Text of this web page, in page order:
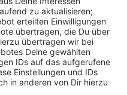
sie zum Beispiel auch
"Summerfestival" in
einen Sticker auf der
ist der Golf 2
alt, hat rechteckige
vorne Links am
entlang der Seite.